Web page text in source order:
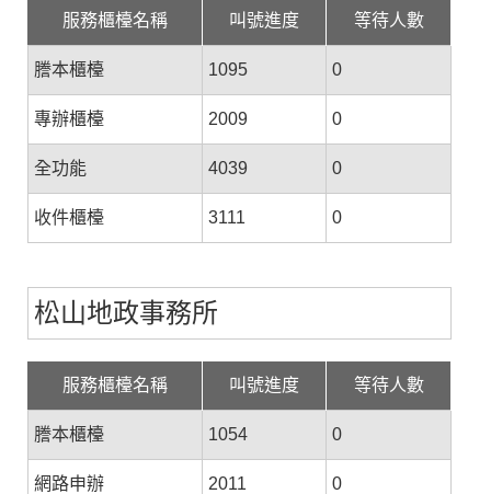
服務櫃檯名稱 叫號進度 等待人數
謄本櫃檯 1095 0
專辦櫃檯 2009 0
全功能 4039 0
收件櫃檯 3111 0
松山地政事務所
服務櫃檯名稱 叫號進度 等待人數
謄本櫃檯 1054 0
網路申辦 2011 0